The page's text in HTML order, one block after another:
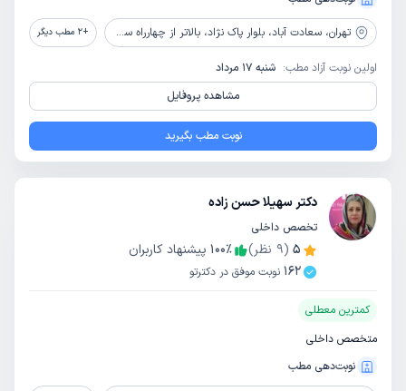
تهران، سعادت آباد، بلوار پاک نژاد، بالاتر از چهارراه سرو، نبش آسمان سوم، مجتمع پزشکان آسمان، طبقه3، واحد3 +
2 مطب دیگر
اولین نوبت آزاد مطب: شنبه 17 مرداد
مشاهده پروفایل
نوبت مطب بگیرید
دکتر سهیلا حسن زاده
تخصص داخلی
5
(
9 نظر) 100٪
پیشنهاد کاربران
162 نوبت موفق در دکترتو
کمترین معطلی
متخصص داخلی
نوبت‌دهی مطب